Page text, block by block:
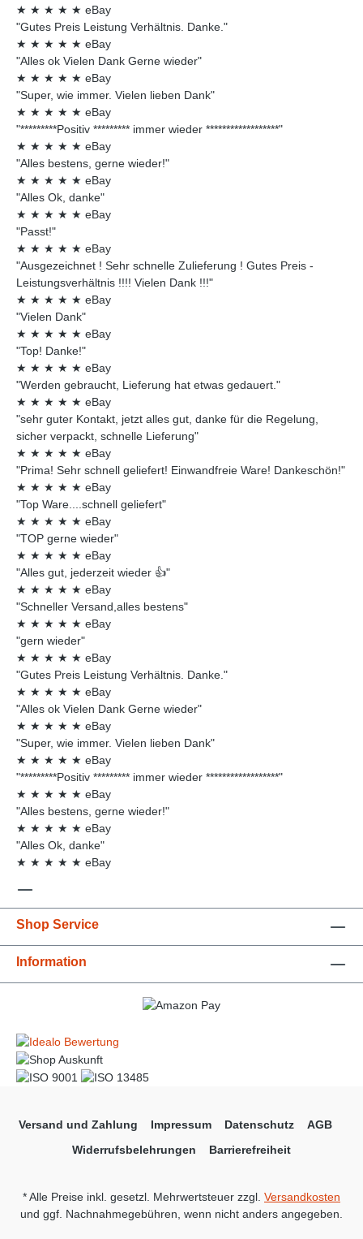
★ ★ ★ ★ ★ eBay
"Gutes Preis Leistung Verhältnis. Danke."
★ ★ ★ ★ ★ eBay
"Alles ok Vielen Dank Gerne wieder"
★ ★ ★ ★ ★ eBay
"Super, wie immer. Vielen lieben Dank"
★ ★ ★ ★ ★ eBay
"*********Positiv ********* immer wieder ******************"
★ ★ ★ ★ ★ eBay
"Alles bestens, gerne wieder!"
★ ★ ★ ★ ★ eBay
"Alles Ok, danke"
★ ★ ★ ★ ★ eBay
"Passt!"
★ ★ ★ ★ ★ eBay
"Ausgezeichnet ! Sehr schnelle Zulieferung ! Gutes Preis -
Leistungsverhältnis !!!! Vielen Dank !!!"
★ ★ ★ ★ ★ eBay
"Vielen Dank"
★ ★ ★ ★ ★ eBay
"Top! Danke!"
★ ★ ★ ★ ★ eBay
"Werden gebraucht, Lieferung hat etwas gedauert."
★ ★ ★ ★ ★ eBay
"sehr guter Kontakt, jetzt alles gut, danke für die Regelung,
sicher verpackt, schnelle Lieferung"
★ ★ ★ ★ ★ eBay
"Prima! Sehr schnell geliefert! Einwandfreie Ware! Dankeschön!"
★ ★ ★ ★ ★ eBay
"Top Ware....schnell geliefert"
★ ★ ★ ★ ★ eBay
"TOP gerne wieder"
★ ★ ★ ★ ★ eBay
"Alles gut, jederzeit wieder 👍"
★ ★ ★ ★ ★ eBay
"Schneller Versand,alles bestens"
★ ★ ★ ★ ★ eBay
"gern wieder"
★ ★ ★ ★ ★ eBay
"Gutes Preis Leistung Verhältnis. Danke."
★ ★ ★ ★ ★ eBay
"Alles ok Vielen Dank Gerne wieder"
★ ★ ★ ★ ★ eBay
"Super, wie immer. Vielen lieben Dank"
★ ★ ★ ★ ★ eBay
"*********Positiv ********* immer wieder ******************"
★ ★ ★ ★ ★ eBay
"Alles bestens, gerne wieder!"
★ ★ ★ ★ ★ eBay
"Alles Ok, danke"
★ ★ ★ ★ ★ eBay
Shop Service
Information
Versand und Zahlung Impressum Datenschutz
AGB
Widerrufsbelehrungen
Barrierefreiheit
* Alle Preise inkl. gesetzl. Mehrwertsteuer zzgl. Versandkosten
und ggf. Nachnahmegebühren, wenn nicht anders angegeben.